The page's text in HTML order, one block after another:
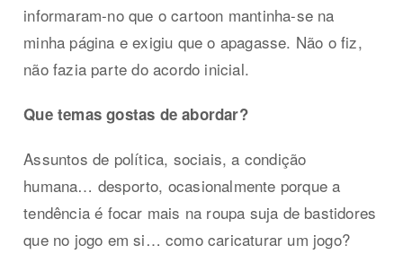
informaram-no que o cartoon mantinha-se na
minha página e exigiu que o apagasse. Não o fiz,
não fazia parte do acordo inicial.
Que temas gostas de abordar?
Assuntos de política, sociais, a condição
humana… desporto, ocasionalmente porque a
tendência é focar mais na roupa suja de bastidores
que no jogo em si… como caricaturar um jogo?